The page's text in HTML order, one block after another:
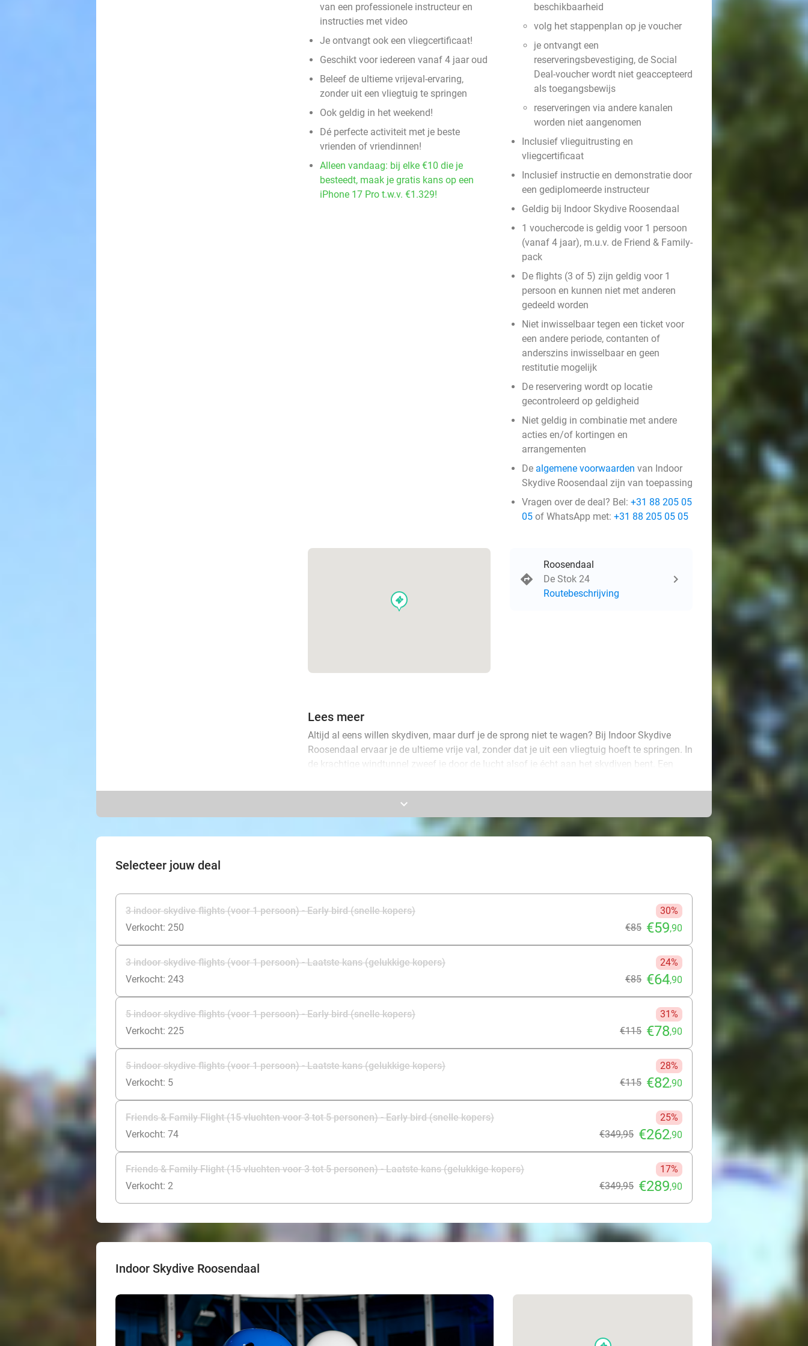
van een professionele instructeur en
instructies met video
Je ontvangt ook een vliegcertificaat!
Geschikt voor iedereen vanaf 4 jaar oud
Beleef de ultieme vrijeval-ervaring,
zonder uit een vliegtuig te springen
Ook geldig in het weekend!
Dé perfecte activiteit met je beste
vrienden of vriendinnen!
Alleen vandaag: bij elke €10 die je
besteedt, maak je gratis kans op een
iPhone 17 Pro t.w.v. €1.329!
beschikbaarheid
volg het stappenplan op je voucher
je ontvangt een
reserveringsbevestiging, de Social
Deal-voucher wordt niet geaccepteerd
als toegangsbewijs
reserveringen via andere kanalen
worden niet aangenomen
Inclusief vlieguitrusting en
vliegcertificaat
Inclusief instructie en demonstratie door
een gediplomeerde instructeur
Geldig bij Indoor Skydive Roosendaal
1 vouchercode is geldig voor 1 persoon
(vanaf 4 jaar), m.u.v. de Friend & Family-
pack
De flights (3 of 5) zijn geldig voor 1
persoon en kunnen niet met anderen
gedeeld worden
Niet inwisselbaar tegen een ticket voor
een andere periode, contanten of
anderszins inwisselbaar en geen
restitutie mogelijk
De reservering wordt op locatie
gecontroleerd op geldigheid
Niet geldig in combinatie met andere
acties en/of kortingen en
arrangementen
De algemene voorwaarden van Indoor
Skydive Roosendaal zijn van toepassing
Vragen over de deal? Bel: +31 88 205 05
05 of WhatsApp met: +31 88 205 05 05
events
Roosendaal
De Stok 24
Routebeschrijving
Lees meer
Altijd al eens willen skydiven, maar durf je de sprong niet te wagen? Bij Indoor Skydive
Roosendaal ervaar je de ultieme vrije val, zonder dat je uit een vliegtuig hoeft te springen. In
de krachtige windtunnel zweef je door de lucht alsof je écht aan het skydiven bent. Een
Het arrangement is inclusief vlieguitrusting, professionele begeleiding, instructievideo’s én
een certificaat na afloop. Kies voor 3 of 5 flights of ga voor de speciale Friends & Family
Flight, waarbij 15 flights worden verdeeld over 3, 4 of 5 personen. Perfect voor een actief en
keyboard_arrow_down
Selecteer jouw deal
3 indoor skydive flights (voor 1 persoon) - Early bird (snelle kopers)
30%
Verkocht: 250
€85 €59,90
3 indoor skydive flights (voor 1 persoon) - Laatste kans (gelukkige kopers)
24%
Verkocht: 243
€85 €64,90
5 indoor skydive flights (voor 1 persoon) - Early bird (snelle kopers)
31%
Verkocht: 225
€115 €78,90
5 indoor skydive flights (voor 1 persoon) - Laatste kans (gelukkige kopers)
28%
Verkocht: 5
€115 €82,90
Friends & Family Flight (15 vluchten voor 3 tot 5 personen) - Early bird (snelle kopers)
25%
Verkocht: 74
€349,95 €262,90
Friends & Family Flight (15 vluchten voor 3 tot 5 personen) - Laatste kans (gelukkige kopers)
17%
Verkocht: 2
€349,95 €289,90
Indoor Skydive Roosendaal